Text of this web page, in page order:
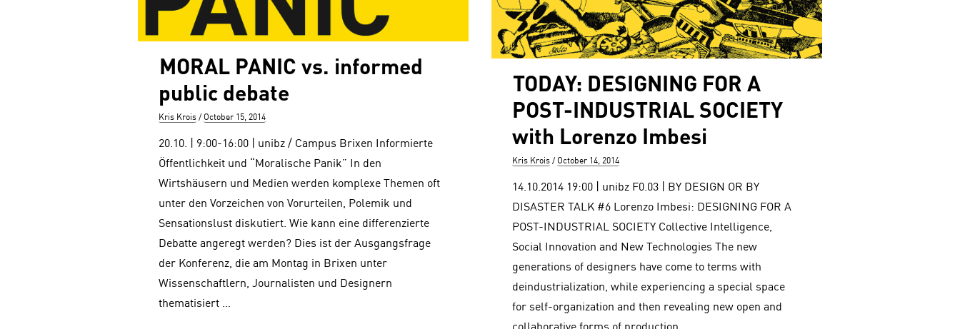
MORAL PANIC vs. informed
public debate
Author
Kris Krois
Posted
October 15, 2014
20.10. | 9:00-16:00 | unibz / Campus Brixen Informierte
Öffentlichkeit und “Moralische Panik” In den
Wirtshäusern und Medien werden komplexe Themen oft
unter den Vorzeichen von Vorurteilen, Polemik und
Sensationslust diskutiert. Wie kann eine differenzierte
Debatte angeregt werden? Dies ist der Ausgangsfrage
der Konferenz, die am Montag in Brixen unter
Wissenschaftlern, Journalisten und Designern
thematisiert …
TODAY: DESIGNING FOR A
POST-INDUSTRIAL SOCIETY
with Lorenzo Imbesi
Author
Kris Krois
Posted
October 14, 2014
14.10.2014 19:00 | unibz F0.03 | BY DESIGN OR BY
DISASTER TALK #6 Lorenzo Imbesi: DESIGNING FOR A
POST-INDUSTRIAL SOCIETY Collective Intelligence,
Social Innovation and New Technologies The new
generations of designers have come to terms with
deindustrialization, while experiencing a special space
for self-organization and then revealing new open and